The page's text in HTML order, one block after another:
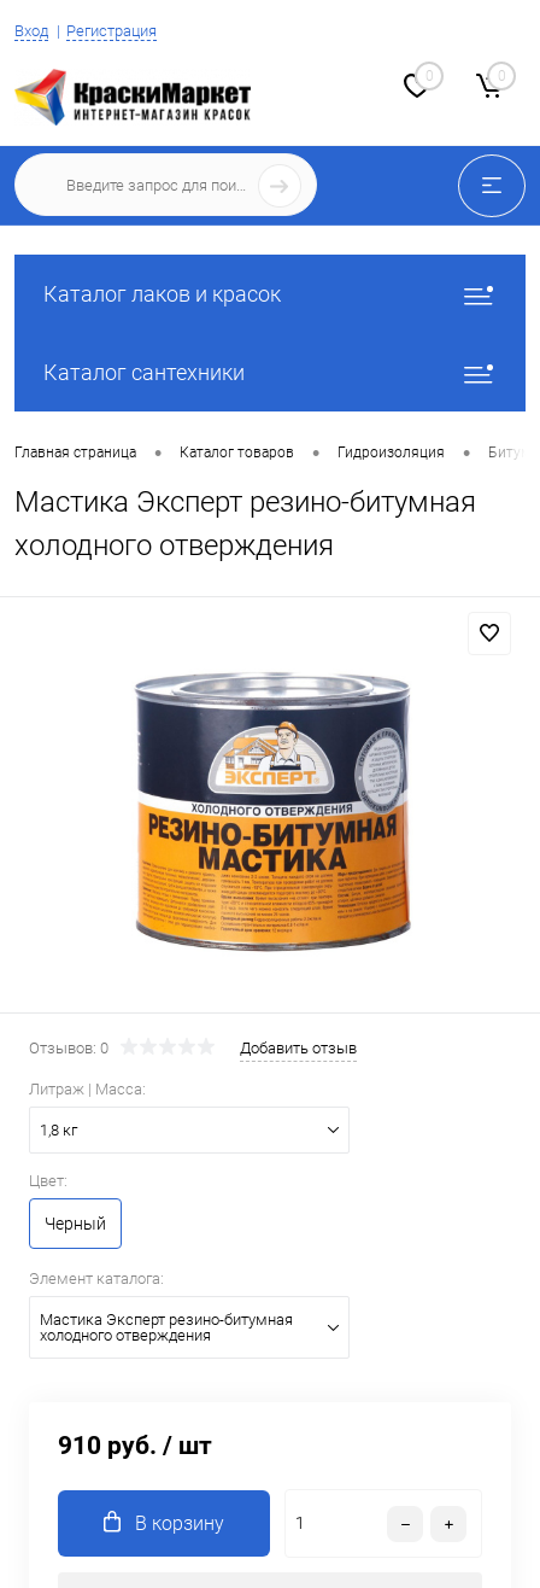
Вход Регистрация
0 0
Каталог лаков и красок
Каталог сантехники
Главная страница • Каталог товаров • Гидроизоляция •
Мастика Эксперт резино-битумная
холодного отверждения
Отзывов: 0 Добавить отзыв
Литраж | Масса:
1,8 кг
Цвет:
Черный
Элемент каталога:
Мастика Эксперт резино-битумная
холодного отверждения
910 руб. / шт
В корзину